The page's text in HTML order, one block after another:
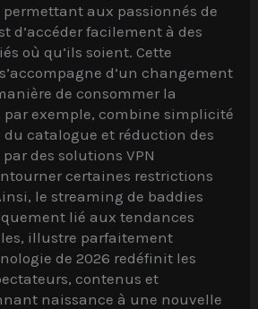
aux passionnés de
d’accéder facilement à des
où qu’ils soient. Cette
d’un changement
de consommer la
par exemple, combine simplicité
du catalogue et réduction des
des solutions VPN
certaines restrictions
le streaming de baddies
lié aux tendances
illustre parfaitement
de 2026 redéfinit les
contenus et
naissance à une nouvelle